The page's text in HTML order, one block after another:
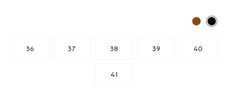
36 37 38 39 40
41